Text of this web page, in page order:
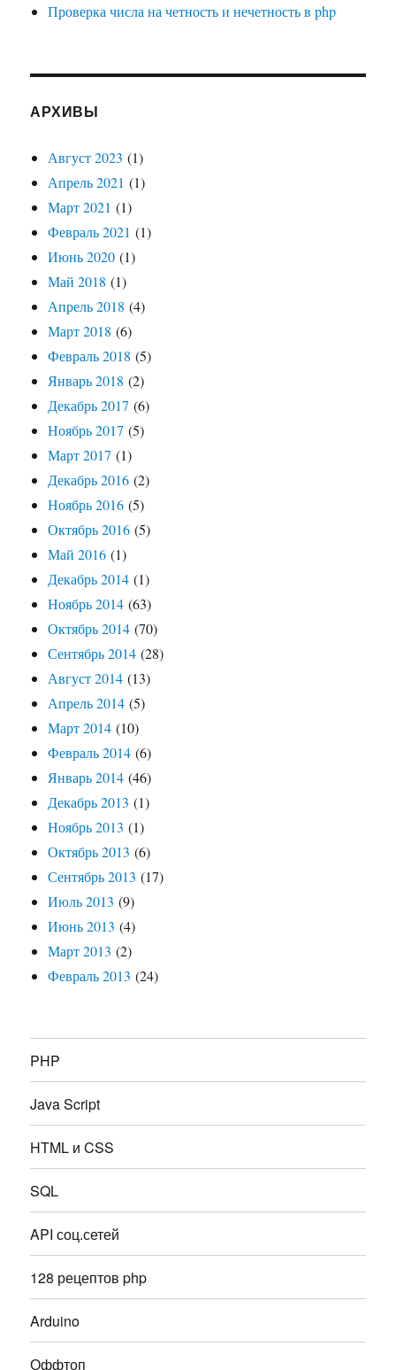
Проверка числа на четность и нечетность в php
АРХИВЫ
Август 2023 (1)
Апрель 2021 (1)
Март 2021 (1)
Февраль 2021 (1)
Июнь 2020 (1)
Май 2018 (1)
Апрель 2018 (4)
Март 2018 (6)
Февраль 2018 (5)
Январь 2018 (2)
Декабрь 2017 (6)
Ноябрь 2017 (5)
Март 2017 (1)
Декабрь 2016 (2)
Ноябрь 2016 (5)
Октябрь 2016 (5)
Май 2016 (1)
Декабрь 2014 (1)
Ноябрь 2014 (63)
Октябрь 2014 (70)
Сентябрь 2014 (28)
Август 2014 (13)
Апрель 2014 (5)
Март 2014 (10)
Февраль 2014 (6)
Январь 2014 (46)
Декабрь 2013 (1)
Ноябрь 2013 (1)
Октябрь 2013 (6)
Сентябрь 2013 (17)
Июль 2013 (9)
Июнь 2013 (4)
Март 2013 (2)
Февраль 2013 (24)
PHP
Java Script
HTML и CSS
SQL
API соц.сетей
128 рецептов php
Arduino
Оффтоп